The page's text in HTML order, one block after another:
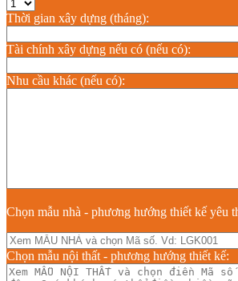
Thời gian xây dựng (tháng):
Tài chính xây dựng nếu có (nếu có):
Nhu cầu khác (nếu có):
Chọn mẫu nhà - phương hướng thiết kế yêu
Chọn mẫu nội thất - phương hướng thiết kế: